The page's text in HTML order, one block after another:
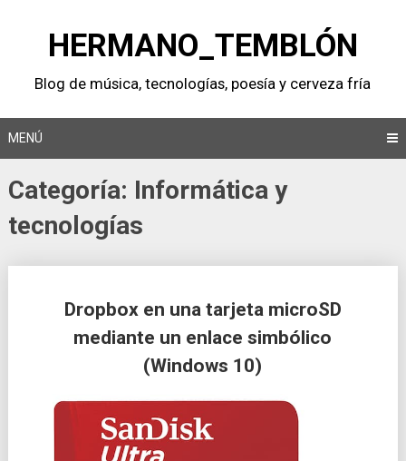
contenidoHERMANO_TEMBLÓN
Blog de música, tecnologí­as, poesí­a y cerveza frí­a
MENÚ
Categoría: Informática y
tecnologí­as
Dropbox en una tarjeta microSD
mediante un enlace simbólico
(Windows 10)